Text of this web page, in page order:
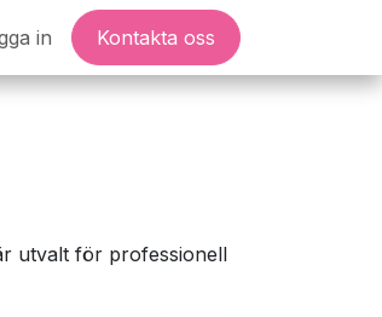
in Kontakta oss
utvalt för professionell